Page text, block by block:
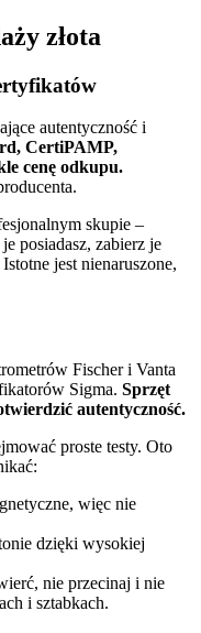
złota
autentyczność i
CertiPAMP,
cenę odkupu.
skupie –
posiadasz, zabierz je
jest nienaruszone,
Fischer i Vanta
Sigma. Sprzęt
autentyczność.
proste testy. Oto
więc nie
dzięki wysokiej
nie przecinaj i nie
i sztabkach.